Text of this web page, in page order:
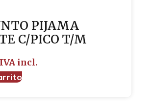
PIJAMA
C/PICO T/M
IVA incl.